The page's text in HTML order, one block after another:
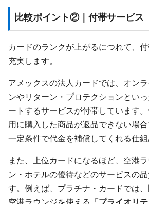
比較ポイント②｜付帯サービス
カードのランクが上がるにつれて、
充実します。
アメックスの法人カードでは、オン
ンやリターン・プロテクションとい
ートするサービスが付帯しています
用に購入した商品が返品できない場
一定条件で代金を補償してくれる仕組
また、上位カードになるほど、空港
ン・ホテルの優待などのサービスの
す。例えば、プラチナ・カードでは
空港ラウンジを使える
「プライオリ